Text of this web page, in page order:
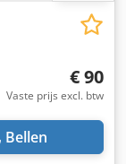
€ 90
Vaste prijs excl. btw
Bellen